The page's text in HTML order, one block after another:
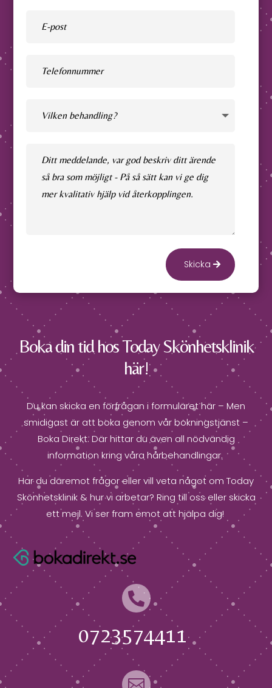
Skicka
Boka din tid hos Today Skönhetsklinik
här!
Du kan skicka en förfrågan i formuläret här – Men
smidigast är att boka genom vår bokningstjänst –
Boka Direkt. Där hittar du även all nödvändig
information kring våra hårbehandlingar.
Har du däremot frågor eller vill veta något om Today
Skönhetsklinik & hur vi arbetar? Ring till oss eller skicka
ett mejl. Vi ser fram emot att hjälpa dig!

0723574411